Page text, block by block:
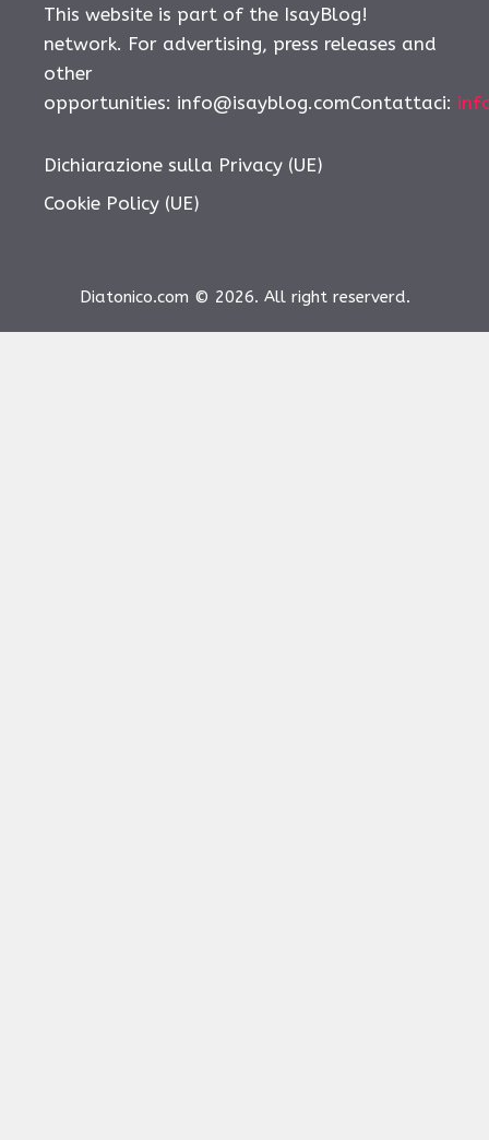
This website is part of the IsayBlog!
network. For advertising, press releases and
other
opportunities: info@isayblog.comContattaci:
Dichiarazione sulla Privacy (UE)
Cookie Policy (UE)
Diatonico.com © 2026. All right reserverd.